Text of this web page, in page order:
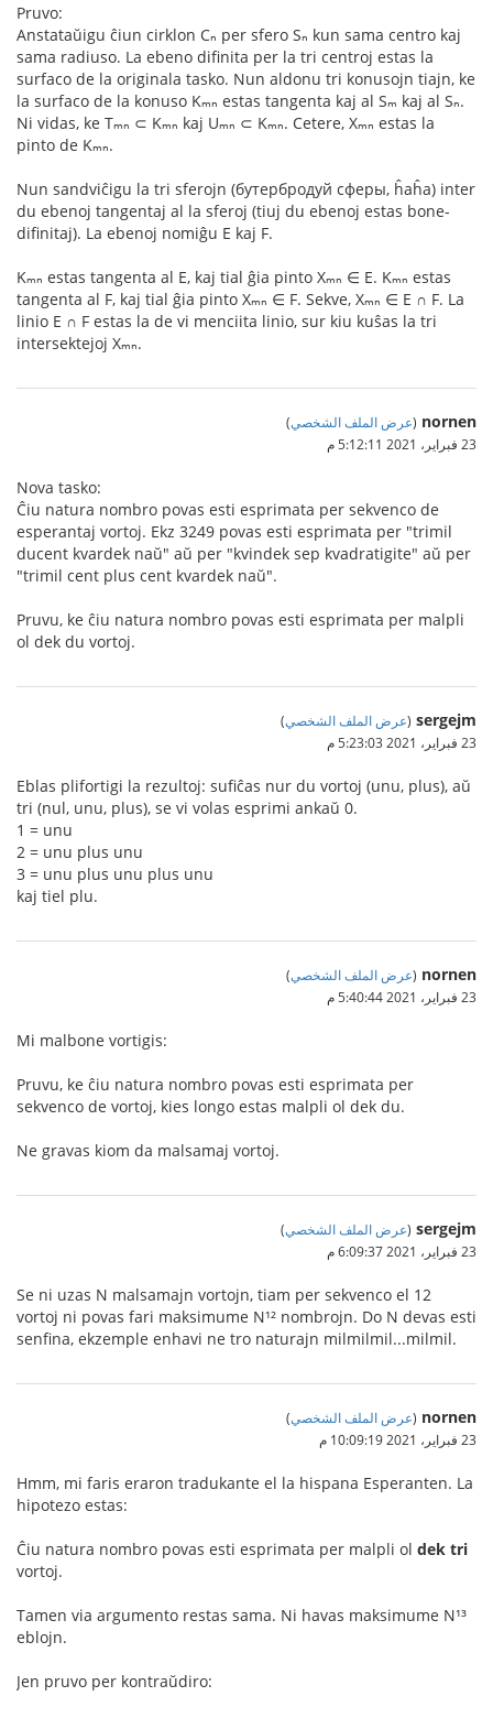
Pruvo:
Anstataŭigu ĉiun cirklon Cₙ per sfero Sₙ kun sama centro kaj
sama radiuso. La ebeno difinita per la tri centroj estas la
surfaco de la originala tasko. Nun aldonu tri konusojn tiajn, ke
la surfaco de la konuso Kₘₙ estas tangenta kaj al Sₘ kaj al Sₙ.
Ni vidas, ke Tₘₙ ⊂ Kₘₙ kaj Uₘₙ ⊂ Kₘₙ. Cetere, Xₘₙ estas la
pinto de Kₘₙ.
Nun sandviĉigu la tri sferojn (бутербродуй сферы, ĥaĥa) inter
du ebenoj tangentaj al la sferoj (tiuj du ebenoj estas bone-
difinitaj). La ebenoj nomiĝu E kaj F.
Kₘₙ estas tangenta al E, kaj tial ĝia pinto Xₘₙ ∈ E. Kₘₙ estas
tangenta al F, kaj tial ĝia pinto Xₘₙ ∈ F. Sekve, Xₘₙ ∈ E ∩ F. La
linio E ∩ F estas la de vi menciita linio, sur kiu kuŝas la tri
intersektejoj Xₘₙ.
nornen
(عرض الملف الشخصي)
23 فبراير، 2021 5:12:11 م
Nova tasko:
Ĉiu natura nombro povas esti esprimata per sekvenco de
esperantaj vortoj. Ekz 3249 povas esti esprimata per "trimil
ducent kvardek naŭ" aŭ per "kvindek sep kvadratigite" aŭ per
"trimil cent plus cent kvardek naŭ".
Pruvu, ke ĉiu natura nombro povas esti esprimata per malpli
ol dek du vortoj.
sergejm
(عرض الملف الشخصي)
23 فبراير، 2021 5:23:03 م
Eblas plifortigi la rezultoj: sufiĉas nur du vortoj (unu, plus), aŭ
tri (nul, unu, plus), se vi volas esprimi ankaŭ 0.
1 = unu
2 = unu plus unu
3 = unu plus unu plus unu
kaj tiel plu.
nornen
(عرض الملف الشخصي)
23 فبراير، 2021 5:40:44 م
Mi malbone vortigis:
Pruvu, ke ĉiu natura nombro povas esti esprimata per
sekvenco de vortoj, kies longo estas malpli ol dek du.
Ne gravas kiom da malsamaj vortoj.
sergejm
(عرض الملف الشخصي)
23 فبراير، 2021 6:09:37 م
Se ni uzas N malsamajn vortojn, tiam per sekvenco el 12
vortoj ni povas fari maksimume N¹² nombrojn. Do N devas esti
senfina, ekzemple enhavi ne tro naturajn milmilmil...milmil.
nornen
(عرض الملف الشخصي)
23 فبراير، 2021 10:09:19 م
Hmm, mi faris eraron tradukante el la hispana Esperanten. La
hipotezo estas:
Ĉiu natura nombro povas esti esprimata per malpli ol dek tri
vortoj.
Tamen via argumento restas sama. Ni havas maksimume N¹³
eblojn.
Jen pruvo per kontraŭdiro: